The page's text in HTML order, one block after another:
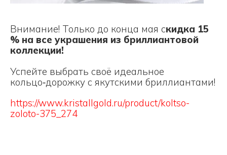
Внимание! Только до конца мая скидка 15
% на все украшения из бриллиантовой
коллекции!
Успейте выбрать своё идеальное
кольцо‑дорожку с якутскими бриллиантами!
https://www.kristallgold.ru/product/koltso-
zoloto-375_274